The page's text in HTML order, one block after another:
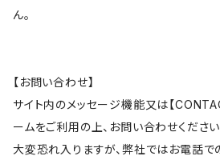
ん。
【お問い合わせ】
サイト内のメッセージ機能又は【
ームをご利用の上、お問い合わせください
大変恐れ入りますが、弊社ではお電話